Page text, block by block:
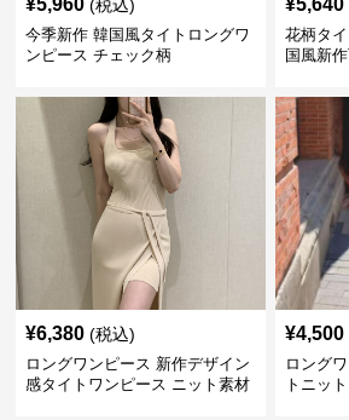
¥5,960 (税込)
今季新作 韓国風タイトロングワ
ンピース チェック柄
¥5,640
花柄タ
国風新
¥6,380 (税込)
ロングワンピース 新作デザイン
感タイトワンピース ニット素材
¥4,500
ロング
トニッ